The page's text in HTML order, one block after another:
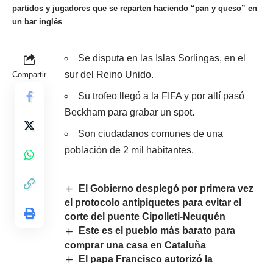
partidos y jugadores que se reparten haciendo “pan y queso” en
un bar inglés
Compartir
Se disputa en las Islas Sorlingas, en el
sur del Reino Unido.
Su trofeo llegó a la FIFA y por allí pasó
Beckham para grabar un spot.
Son ciudadanos comunes de una
población de 2 mil habitantes.
El Gobierno desplegó por primera vez
el protocolo antipiquetes para evitar el
corte del puente Cipolleti-Neuquén
Este es el pueblo más barato para
comprar una casa en Cataluña
El papa Francisco autorizó la